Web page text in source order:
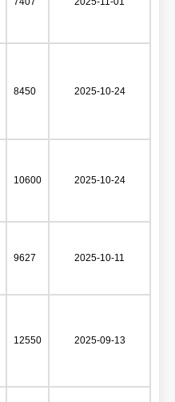
8450 2025-10-24
10600 2025-10-24
9627 2025-10-11
12550 2025-09-13